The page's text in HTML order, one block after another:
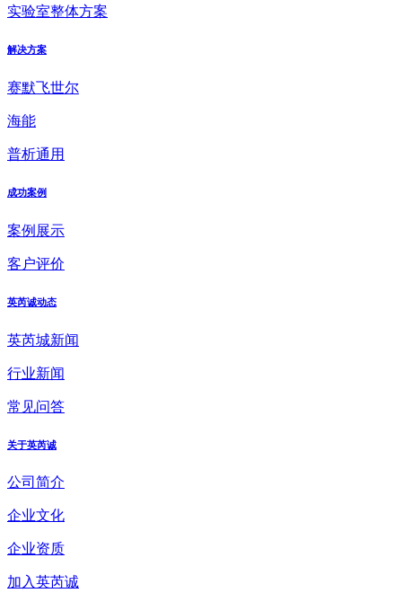
实验室整体方案
解决方案
赛默飞世尔
海能
普析通用
成功案例
案例展示
客户评价
英芮诚动态
英芮城新闻
行业新闻
常见问答
关于英芮诚
公司简介
企业文化
企业资质
加入英芮诚